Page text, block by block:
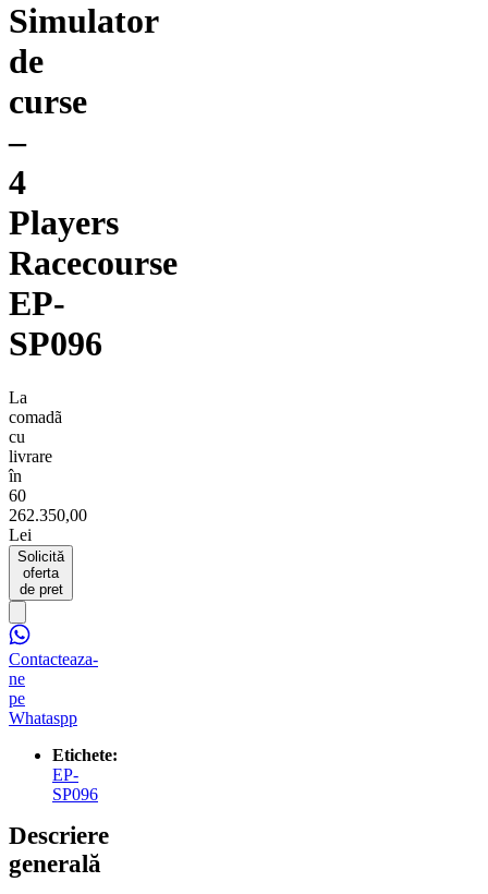
Simulator
de
curse
–
4
Players
Racecourse
EP-
SP096
La
comadã
cu
livrare
în
60
262.350,00
Lei
Solicită
oferta
de pret
Contacteaza-
ne
pe
Whataspp
Etichete:
EP-
SP096
Descriere
generală